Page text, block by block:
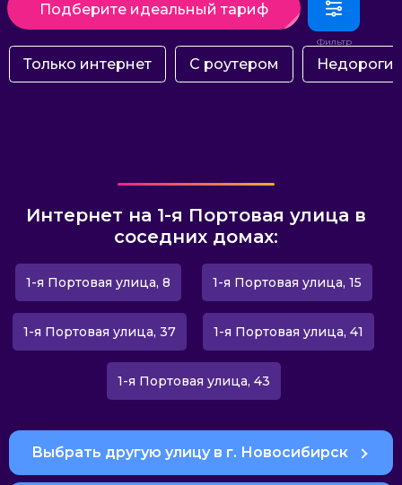
Подберите идеальный тариф
Только интернет С роутером Недорогие
Интернет на 1-я Портовая улица в
соседних домах:
1-я Портовая улица, 8 1-я Портовая улица, 15
1-я Портовая улица, 37 1-я Портовая улица, 41
1-я Портовая улица, 43
Выбрать другую улицу в г. Новосибирск